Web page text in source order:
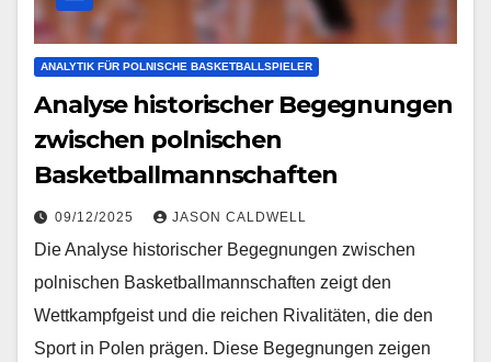
ANALYTIK FÜR POLNISCHE BASKETBALLSPIELER
Analyse historischer Begegnungen
zwischen polnischen
Basketballmannschaften
09/12/2025 JASON CALDWELL
Die Analyse historischer Begegnungen zwischen
polnischen Basketballmannschaften zeigt den
Wettkampfgeist und die reichen Rivalitäten, die den
Sport in Polen prägen. Diese Begegnungen zeigen